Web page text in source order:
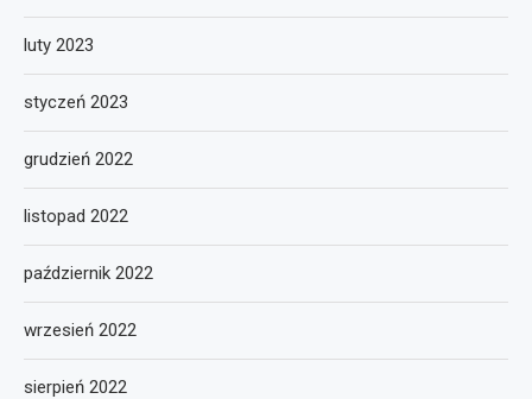
luty 2023
styczeń 2023
grudzień 2022
listopad 2022
październik 2022
wrzesień 2022
sierpień 2022